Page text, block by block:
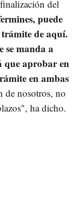
del
puede
de aquí.
se manda a
que aprobar en
en ambas
de nosotros, no
ha dicho.